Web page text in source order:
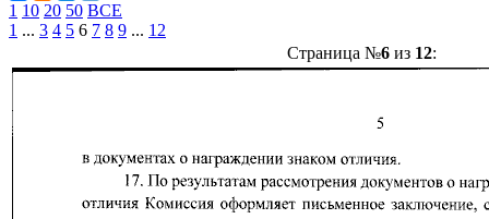
1 10 20 50 ВСЕ
1 ... 3 4 5 6 7 8 9 ... 12
Страница №6из 12: